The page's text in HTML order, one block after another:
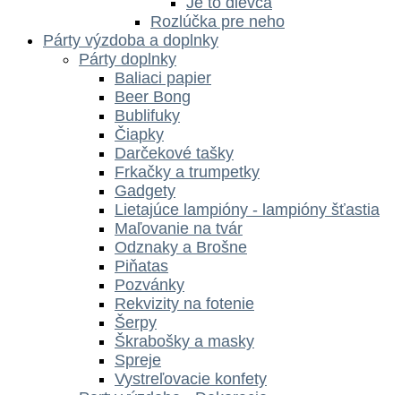
Rozlúčka pre neho
Párty výzdoba a doplnky
Párty doplnky
Baliaci papier
Beer Bong
Bublifuky
Čiapky
Darčekové tašky
Frkačky a trumpetky
Gadgety
Lietajúce lampióny - lampióny šťastia
Maľovanie na tvár
Odznaky a Brošne
Piňatas
Pozvánky
Rekvizity na fotenie
Šerpy
Škrabošky a masky
Spreje
Vystreľovacie konfety